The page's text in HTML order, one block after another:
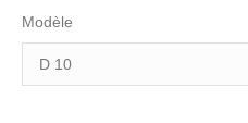
Modèle